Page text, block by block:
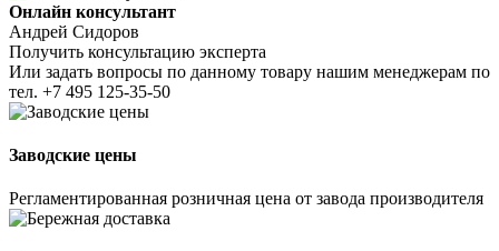
Онлайн консультант
Андрей Сидоров
Получить консультацию эксперта
Или задать вопросы по данному товару нашим менеджерам по
тел. +7 495 125-35-50
Заводские цены
Регламентированная розничная цена от завода производителя